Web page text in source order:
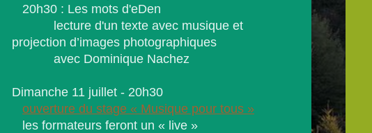
20h30 : Les mots d'eDen
lecture d'un texte avec musique et
projection d’images photographiques
avec Dominique Nachez
Dimanche 11 juillet - 20h30
ouverture du stage « Musique pour tous »
les formateurs feront un « live »